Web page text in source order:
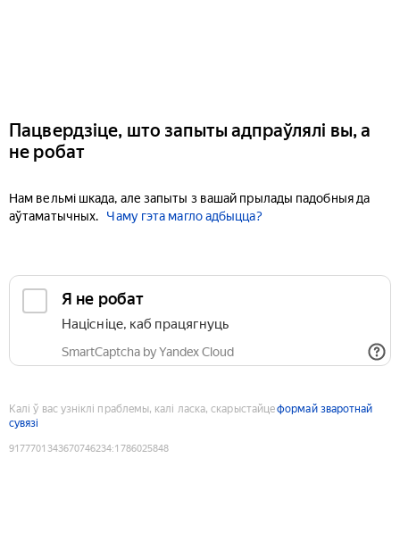
Пацвердзіце, што запыты адпраўлялі вы, а
не робат
Нам вельмі шкада, але запыты з вашай прылады падобныя да
аўтаматычных.
Чаму гэта магло адбыцца?
Я не робат
Націсніце, каб працягнуць
SmartCaptcha by Yandex Cloud
Калі ў вас узніклі праблемы, калі ласка, скарыстайцеформай зваротнай
сувязі
9177701343670746234:1786025848